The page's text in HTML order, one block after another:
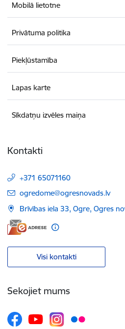
Mobilā lietotne
Privātuma politika
Piekļūstamība
Lapas karte
Sīkdatņu izvēles maiņa
Kontakti
+371 65071160
E-pasts:
ogredome@ogresnovads.lv
Brīvības iela 33, Ogre, Ogres
Visi kontakti
Sekojiet mums